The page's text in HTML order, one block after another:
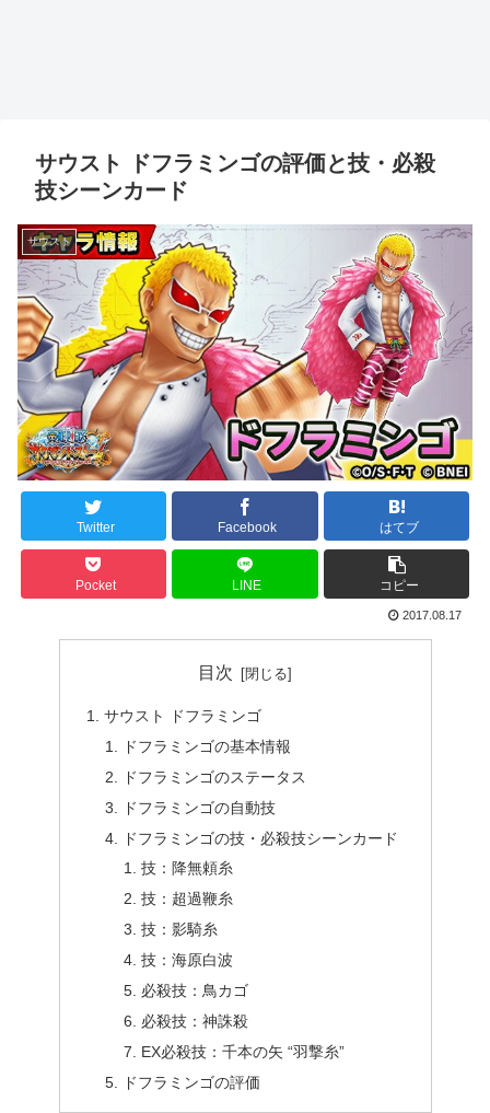
サウスト ドフラミンゴの評価と技・必殺
技シーンカード
サウスト
Twitter Facebook はてブ
Pocket LINE コピー
2017.08.17
目次
サウスト ドフラミンゴ
ドフラミンゴの基本情報
ドフラミンゴのステータス
ドフラミンゴの自動技
ドフラミンゴの技・必殺技シーンカード
技：降無頼糸
技：超過鞭糸
技：影騎糸
技：海原白波
必殺技：鳥カゴ
必殺技：神誅殺
EX必殺技：千本の矢 “羽撃糸”
ドフラミンゴの評価